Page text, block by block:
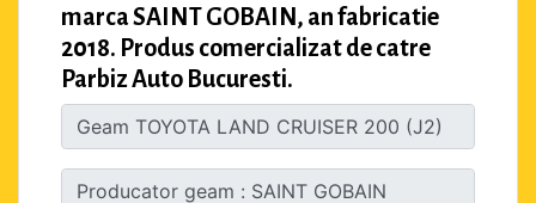
marca SAINT GOBAIN, an fabricatie
2018. Produs comercializat de catre
Parbiz Auto Bucuresti.